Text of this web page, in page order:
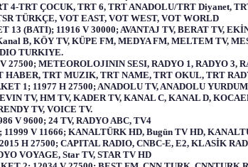
4-TRT ÇOCUK, TRT 6, TRT ANADOLU/TRT Diyanet,
TÜRKÇE, VOT EAST, VOT WEST, VOT WORLD
13 (BATI); 11916 V 30000; AVANTAJ TV, BERAT TV,
B, KÖY TV, KÜPE FM, MEDYA FM, MELTEM TV,
TURKIYE.
27500; METEOROLOJININ SESI, RADYO 1, RADYO 3,
HABER, TRT MUZIK, TRT NAME, TRT OKUL, TRT
1; 11977 H 27500; ANADOLU TV, ANADOLU
TV, HM TV, KADER TV, KANAL C, KANAL D,
TV, VOICE TV.
V 9600; 24 TV, RADYO ABC, TV4
V 11666; KANALTÜRK HD, Bugün TV HD,
H 27500; CAPITAL RADIO, CNBC-E, E2, KLASİK
VOYAGE, Star TV, STAR TV HD